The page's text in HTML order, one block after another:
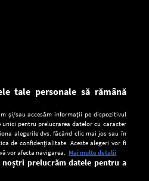
Europa FM pentru smartphone:
tale personale să rămână
și/sau accesăm informații pe dispozitivul
pentru prelucrarea datelor cu caracter
alegerile dvs. făcând clic mai jos sau în
de confidențialitate. Aceste alegeri vor fi
vor afecta navigarea. Mai multe detalii
prelucrăm datele pentru a